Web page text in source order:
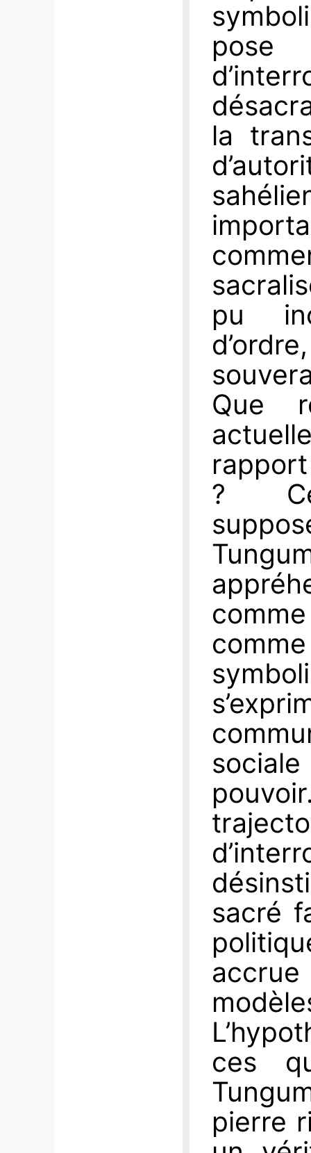
la
pu
Que
?
sacré
ces
pierre